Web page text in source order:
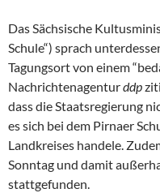
Das Sächsische
Schule“) sprach
Tagungsort von einem
Nachrichtenagenturddp
dass die Staatsregierung
es sich bei dem Pirnaer
Landkreises handele.
Sonntag und damit
stattgefunden.